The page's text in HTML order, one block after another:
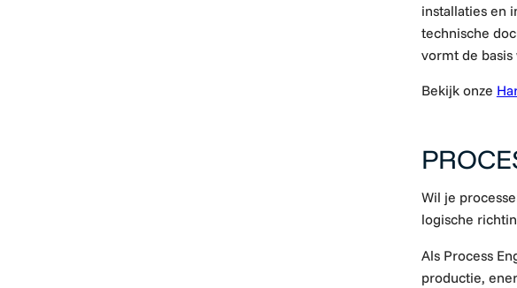
installaties en
technische
vormt de
Bekijk onze
Wil je
logische
Als Process
productie,